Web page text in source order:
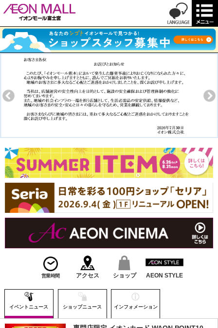
営業時間 アクセス ショップ AEON STYLE
イベントニュース ショップニュース インフォメーション